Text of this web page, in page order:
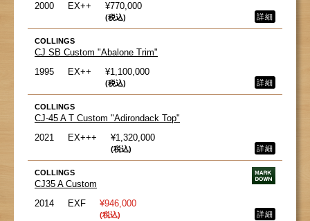
2000
EX++ ¥770,000
(税込) 詳細
COLLINGS
CJ SB Custom "Abalone Trim"
1995
EX++ ¥1,100,000
(税込) 詳細
COLLINGS
CJ-45 A T Custom "Adirondack Top"
2021
EX+++ ¥1,320,000
(税込) 詳細
COLLINGS
CJ35 A Custom
2014
EXF ¥946,000
(税込) 詳細